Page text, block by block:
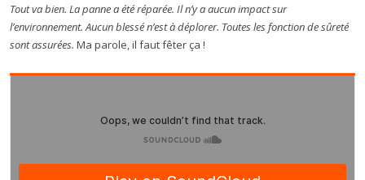
Tout va bien. La panne a été réparée. Il n’y a aucun impact sur
l’environnement. Aucun blessé n’est à déplorer. Toutes les fonction de sûreté
sont assurées. Ma parole, il faut fêter ça !